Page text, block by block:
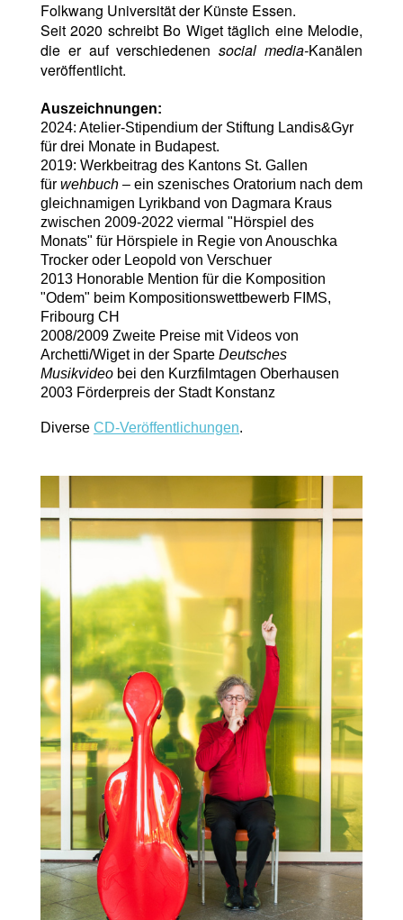
Folkwang Universität der Künste Essen.
Seit 2020 schreibt Bo Wiget täglich eine Melodie,
die er auf verschiedenensocial media-Kanälen
veröffentlicht.
Auszeichnungen:
2024: Atelier-Stipendium der Stiftung Landis&Gyr
für drei Monate in Budapest.
2019: Werkbeitrag des Kantons St. Gallen
für wehbuch – ein szenisches Oratorium nach dem
gleichnamigen Lyrikband von Dagmara Kraus
zwischen 2009-2022 viermal "Hörspiel des
Monats" für Hörspiele in Regie von Anouschka
Trocker oder Leopold von Verschuer
2013 Honorable Mention für die Komposition
"Odem" beim Kompositionswettbewerb FIMS,
Fribourg CH
2008/2009 Zweite Preise mit Videos von
Archetti/Wiget in der Sparte Deutsches
Musikvideo bei den Kurzfilmtagen Oberhausen
2003 Förderpreis der Stadt Konstanz
Diverse CD-Veröffentlichungen.